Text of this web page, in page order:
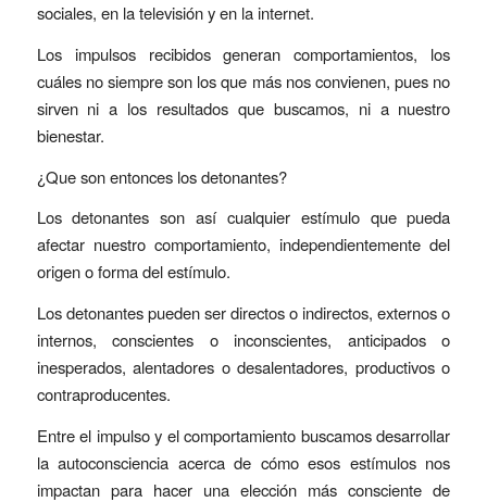
sociales, en la televisión y en la internet.
Los impulsos recibidos generan comportamientos, los
cuáles no siempre son los que más nos convienen, pues no
sirven ni a los resultados que buscamos, ni a nuestro
bienestar.
¿Que son entonces los detonantes?
Los detonantes son así cualquier estímulo que pueda
afectar nuestro comportamiento, independientemente del
origen o forma del estímulo.
Los detonantes pueden ser directos o indirectos, externos o
internos, conscientes o inconscientes, anticipados o
inesperados, alentadores o desalentadores, productivos o
contraproducentes.
Entre el impulso y el comportamiento buscamos desarrollar
la autoconsciencia acerca de cómo esos estímulos nos
impactan para hacer una elección más consciente de